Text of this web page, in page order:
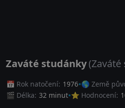
Zaváté studánky
📅 Rok natočení: 1976 🌎 Země
🎬 Délka: 32 minut ⭐ Hodnocení: